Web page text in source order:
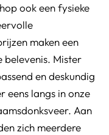
ook een fysieke
maken een
belevenis. Mister
en deskundig
eens langs in onze
Aan
zich meerdere